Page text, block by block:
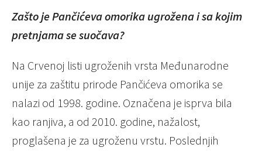
Zašto je Pančićeva omorika ugrožena i sa kojim
pretnjama se suočava?
Na Crvenoj listi ugroženih vrsta Međunarodne
unije za zaštitu prirode Pančićeva omorika se
nalazi od 1998. godine. Označena je isprva bila
kao ranjiva, a od 2010. godine, nažalost,
proglašena je za ugroženu vrstu. Poslednjih